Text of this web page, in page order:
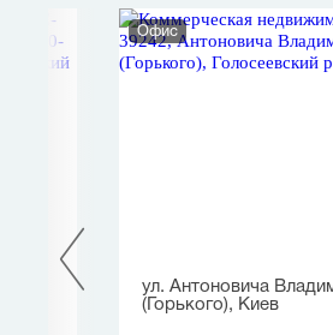
Офис
ул. Антоновича
(Горького), Киев